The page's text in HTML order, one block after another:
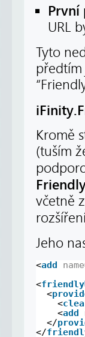
První
URL
Tyto
Kromě
(tuším
včetně
Jeho
<add name
<
<
<
<add
</
</